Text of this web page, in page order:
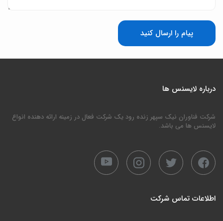
پیام را ارسال کنید
درباره لایسنس ها
شرکت فناوران نیک سپهر زنده رود یک شرکت فعال در زمینه ارائه دهنده انواع
لایسنس ها می باشد.
اطلاعات تماس شرکت